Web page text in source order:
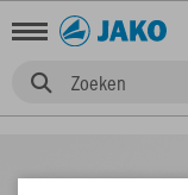
Zoeken